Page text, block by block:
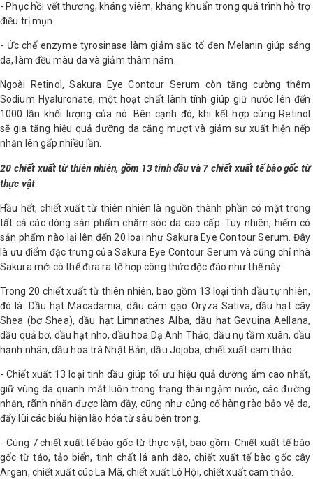
- Phục hồi vết thương, kháng viêm, kháng khuẩn trong quá trình hỗ trợ
điều trị mụn.
- Ức chế enzyme tyrosinase làm giảm sắc tố đen Melanin giúp sáng
da, làm đều màu da và giảm thâm nám.
Ngoài Retinol, Sakura Eye Contour Serum còn tăng cường thêm
Sodium Hyaluronate, một hoạt chất lành tính giúp giữ nước lên đến
1000 lần khối lượng của nó. Bên cạnh đó, khi kết hợp cùng Retinol
sẽ gia tăng hiệu quả dưỡng da căng mượt và giảm sự xuất hiện nếp
nhăn lên gấp nhiều lần.
20 chiết xuất từ thiên nhiên, gồm 13 tinh dầu và 7 chiết xuất tế bào gốc từ
thực vật
Hầu hết, chiết xuất từ thiên nhiên là nguồn thành phần có mặt trong
tất cả các dòng sản phẩm chăm sóc da cao cấp. Tuy nhiên, hiếm có
sản phẩm nào lại lên đến 20 loại như Sakura Eye Contour Serum. Đây
là ưu điểm đặc trưng của Sakura Eye Contour Serum và cũng chỉ nhà
Sakura mới có thể đưa ra tổ hợp công thức độc đáo như thế này.
Trong 20 chiết xuất từ thiên nhiên, bao gồm 13 loại tinh dầu tự nhiên,
đó là: Dầu hạt Macadamia, dầu cám gạo Oryza Sativa, dầu hạt cây
Shea (bơ Shea), dầu hạt Limnathes Alba, dầu hạt Gevuina Aellana,
dầu quả bơ, dầu hạt nho, dầu hoa Dạ Anh Thảo, dầu nụ tầm xuân, dầu
hạnh nhân, dầu hoa trà Nhật Bản, dầu Jojoba, chiết xuất cam thảo
- Chiết xuất 13 loại tinh dầu giúp tối ưu hiệu quả dưỡng ẩm cao nhất,
giữ vùng da quanh mắt luôn trong trạng thái ngậm nước, các đường
nhăn, rãnh nhăn được làm đầy, cũng như củng cố hàng rào bảo vệ da,
đẩy lùi các biểu hiện lão hóa từ sâu bên trong.
- Cùng 7 chiết xuất tế bào gốc từ thực vật, bao gồm: Chiết xuất tế bào
gốc từ táo, tảo biển, tinh chất lá anh đào, chiết xuất tế bào gốc cây
Argan, chiết xuất cúc La Mã, chiết xuất Lô Hội, chiết xuất cam thảo.